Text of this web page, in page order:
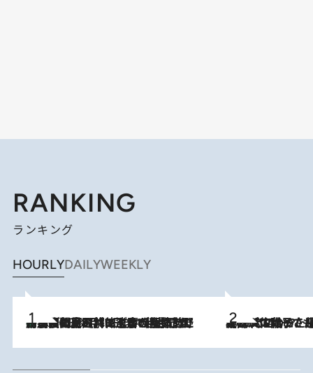
RANKING
ランキング
HOURLYDAILYWEEKLY
2026.8.8
「最後に見られてよかった」上野動物園の東園パンダ舎が解体前に特別公開。8月16日まで延長されたパネル展と共に辿る“半世紀”のパンダ飼育《解体工事の図面あり》 2026.8.5
【阿川佐和子さんの年とる力】なぜ70代で始めた趣味は“こんなに楽しい”のか？ ピアノ、俳句…スランプに陥っても続けられる“ある秘訣”とは